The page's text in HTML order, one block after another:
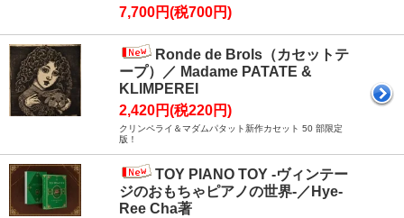
7,700円(税700円)
Ronde de Brols（カセットテ
ープ）／ Madame PATATE &
KLIMPEREI
2,420円(税220円)
クリンペライ＆マダムパタット新作カセット 50 部限定
版！
TOY PIANO TOY -ヴィンテー
ジのおもちゃピアノの世界-／Hye-
Ree Cha著